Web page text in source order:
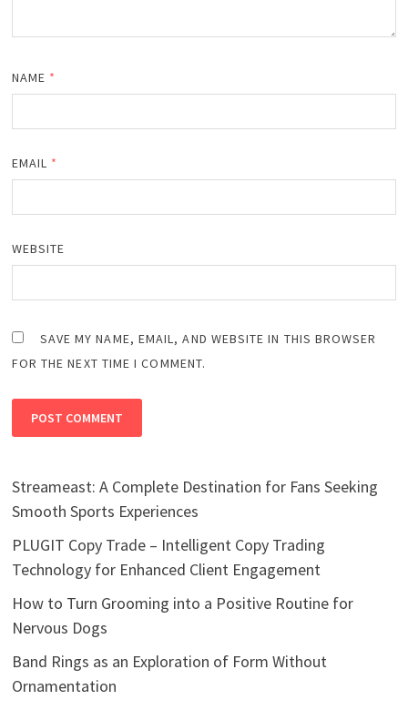
NAME *
EMAIL *
WEBSITE
SAVE MY NAME, EMAIL, AND WEBSITE IN THIS BROWSER
FOR THE NEXT TIME I COMMENT.
Streameast: A Complete Destination for Fans Seeking
Smooth Sports Experiences
PLUGIT Copy Trade – Intelligent Copy Trading
Technology for Enhanced Client Engagement
How to Turn Grooming into a Positive Routine for
Nervous Dogs
Band Rings as an Exploration of Form Without
Ornamentation